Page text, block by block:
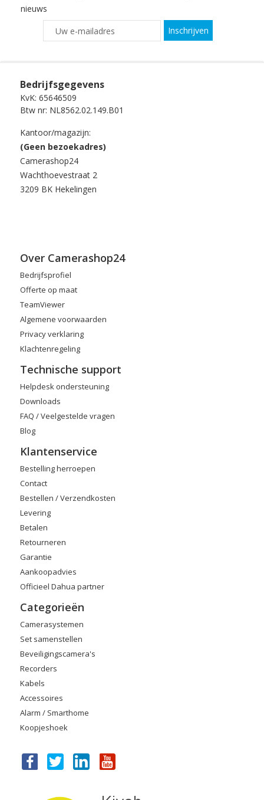
nieuws
Inschrijven
Bedrijfsgegevens
KvK: 65646509
Btw nr: NL8562.02.149.B01
Kantoor/magazijn:
(Geen bezoekadres)
Camerashop24
Wachthoevestraat 2
3209 BK Hekelingen
Over Camerashop24
Bedrijfsprofiel
Offerte op maat
TeamViewer
Algemene voorwaarden
Privacy verklaring
Klachtenregeling
Technische support
Helpdesk ondersteuning
Downloads
FAQ / Veelgestelde vragen
Blog
Klantenservice
Bestelling herroepen
Contact
Bestellen / Verzendkosten
Levering
Betalen
Retourneren
Garantie
Aankoopadvies
Officieel Dahua partner
Categorieën
Camerasystemen
Set samenstellen
Beveiligingscamera's
Recorders
Kabels
Accessoires
Alarm / Smarthome
Koopjeshoek